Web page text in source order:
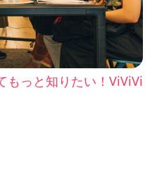
もっと知りたい！ViViVi